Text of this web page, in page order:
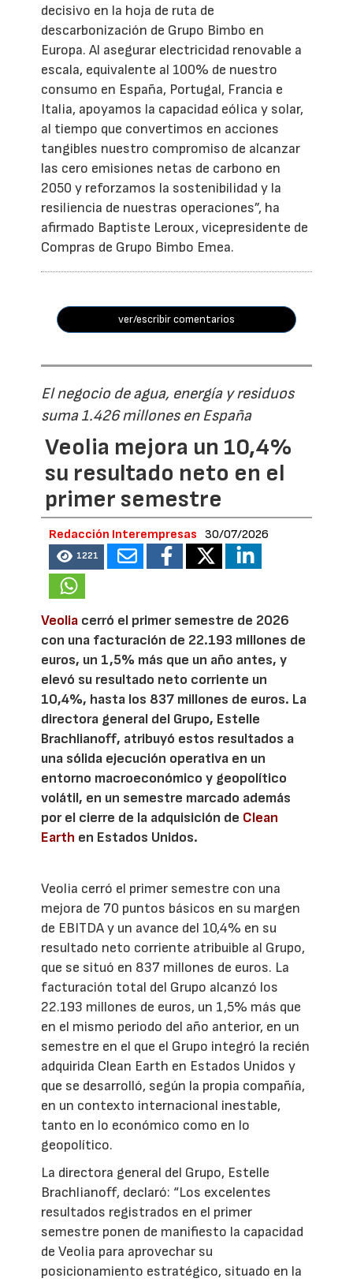
decisivo en la hoja de ruta de
descarbonización de Grupo Bimbo en
Europa. Al asegurar electricidad renovable a
escala, equivalente al 100% de nuestro
consumo en España, Portugal, Francia e
Italia, apoyamos la capacidad eólica y solar,
al tiempo que convertimos en acciones
tangibles nuestro compromiso de alcanzar
las cero emisiones netas de carbono en
2050 y reforzamos la sostenibilidad y la
resiliencia de nuestras operaciones”, ha
afirmado Baptiste Leroux, vicepresidente de
Compras de Grupo Bimbo Emea.
ver/escribir comentarios
El negocio de agua, energía y residuos
suma 1.426 millones en España
Veolia mejora un 10,4%
su resultado neto en el
primer semestre
Redacción Interempresas 30/07/2026
1221
Veolia cerró el primer semestre de 2026
con una facturación de 22.193 millones de
euros, un 1,5% más que un año antes, y
elevó su resultado neto corriente un
10,4%, hasta los 837 millones de euros. La
directora general del Grupo, Estelle
Brachlianoff, atribuyó estos resultados a
una sólida ejecución operativa en un
entorno macroeconómico y geopolítico
volátil, en un semestre marcado además
por el cierre de la adquisición de Clean
Earth en Estados Unidos.
Veolia cerró el primer semestre con una
mejora de 70 puntos básicos en su margen
de EBITDA y un avance del 10,4% en su
resultado neto corriente atribuible al Grupo,
que se situó en 837 millones de euros. La
facturación total del Grupo alcanzó los
22.193 millones de euros, un 1,5% más que
en el mismo periodo del año anterior, en un
semestre en el que el Grupo integró la recién
adquirida Clean Earth en Estados Unidos y
que se desarrolló, según la propia compañía,
en un contexto internacional inestable,
tanto en lo económico como en lo
geopolítico.
La directora general del Grupo, Estelle
Brachlianoff, declaró: “Los excelentes
resultados registrados en el primer
semestre ponen de manifiesto la capacidad
de Veolia para aprovechar su
posicionamiento estratégico, situado en la